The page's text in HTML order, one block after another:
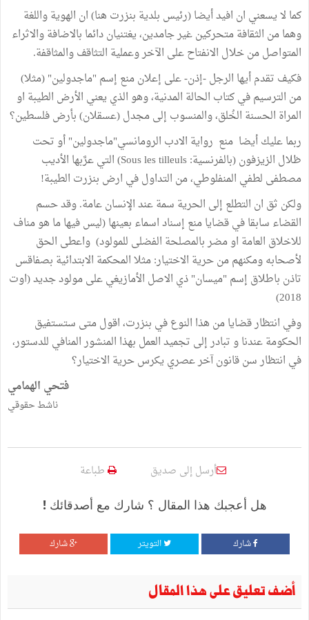
كما لا يسعني ان افيد أيضا (رئيس بلدية بنزرت هنا) ان الهوية واللغة
وهما من الثقافة متحركين غير جامدين، يغتنيان دائما بالاضافة والاثراء
المتواصل من خلال الانفتاح على الآخر وعملية التثاقف والمثاقفة.
فكيف تقدم أيها الرجل -إذن- على إعلان منع إسم "ماجدولين" (مثلا)
من الترسيم في كتاب الحالة المدنية، وهو الذي يعني الأرض الطيبة او
المراة الحسنة الخُلق، والمنسوب إلى مجدل (عسقلان) بأرض فلسطين؟
ربما عليك أيضا منع رواية الادب الرومانسي"ماجدولين" أو تحت
ظلال الزيزفون (بالفرنسية: Sous les tilleuls)‏ التي عرَّبها الأديب
مصطفى لطفي المنفلوطي، من التداول في ارض بنزرت الطيبة!
ولكن ثق ان التطلع إلى الحرية سمة عند الإنسان عامة. وقد حسم
القضاء سابقا في قضايا منع إسناد اسماء بعينها (ليس فيها ما هو مناف
للاخلاق العامة او مضر بالمصلحة الفضلى للمولود) واعطى الحق
لأصحابه ومكنهم من حرية الاختيار: مثلا المحكمة الابتدائية بصفاقس
تاذن باطلاق إسم "ميسان" ذي الاصل الأمازيغي على مولود جديد (اوت
2018)
وفي انتظار قضايا من هذا النوع في بنزرت، اقول متى ستستفيق
الحكومة عندنا و تبادر إلى تجميد العمل بهذا المنشور المنافي للدستور،
في انتظار سن قانون آخر عصري يكرس حرية الاختيار؟
فتحي الهمامي
ناشط حقوقي
أرسل إلى صديق طباعة
هل أعجبك هذا المقال ؟ شارك مع أصدقائك !
شارك التويتر شارك
أضف تعليق على هذا المقال